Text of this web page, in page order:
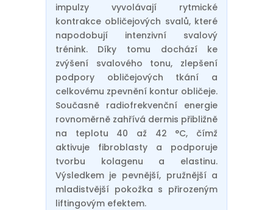
impulzy vyvolávají rytmické
kontrakce obličejových svalů, které
napodobují intenzivní svalový
trénink. Díky tomu dochází ke
zvýšení svalového tonu, zlepšení
podpory obličejových tkání a
celkovému zpevnění kontur obličeje.
Současně radiofrekvenční energie
rovnoměrně zahřívá dermis přibližně
na teplotu 40 až 42 °C, čímž
aktivuje fibroblasty a podporuje
tvorbu kolagenu a elastinu.
Výsledkem je pevnější, pružnější a
mladistvější pokožka s přirozeným
liftingovým efektem.